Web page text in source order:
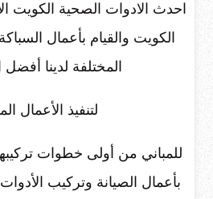
احدث الادوات الصحية الكويت
الكويت والقيام بأعمال
المختلفة لدينا أفضل
لتنفيذ الأعمال
للمباني من أولى خطوات
بأعمال الصيانة وتركيب